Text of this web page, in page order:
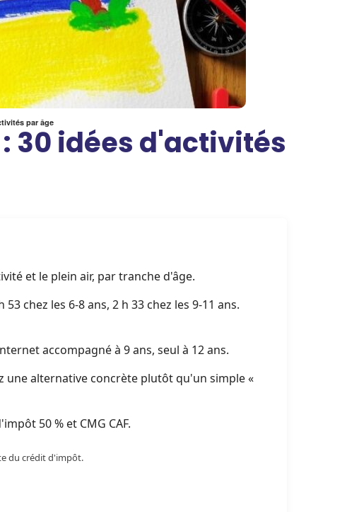
par âge
30 idées d'activités
et le plein air, par tranche d'âge.
chez les 6-8 ans, 2 h 33 chez les 9-11 ans.
accompagné à 9 ans, seul à 12 ans.
une alternative concrète plutôt qu'un simple «
50 % et CMG CAF.
du crédit d'impôt.